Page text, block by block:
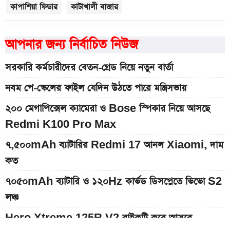
কাপাশিয়া ফিডার কাটাখালী বাজার
আপনার জন্য নির্বাচিত নিউজ
সরকারি কর্মচারীদের বেতন-গ্রেড নিয়ে নতুন বার্তা
নবম পে-স্কেলের ফাইল যেদিন উঠতে পারে মন্ত্রিসভায়
২০০ মেগাপিক্সেল ক্যামেরা ও Bose স্পিকার নিয়ে আসছে
Redmi K100 Pro Max
৭,৫০০mAh ব্যাটারির Redmi 17 আনল Xiaomi, দাম
কত
৭০৫০mAh ব্যাটারি ও ১২০Hz কার্ভড ডিসপ্লেতে ভিভো S2
লঞ্চ
Hero Xtreme 125R V2 বাইকটি কবে আসবে